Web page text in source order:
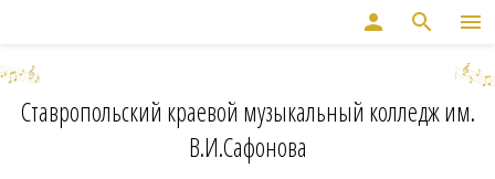
menu
search
person
Ставропольский краевой музыкальный колледж им.
В.И.Сафонова